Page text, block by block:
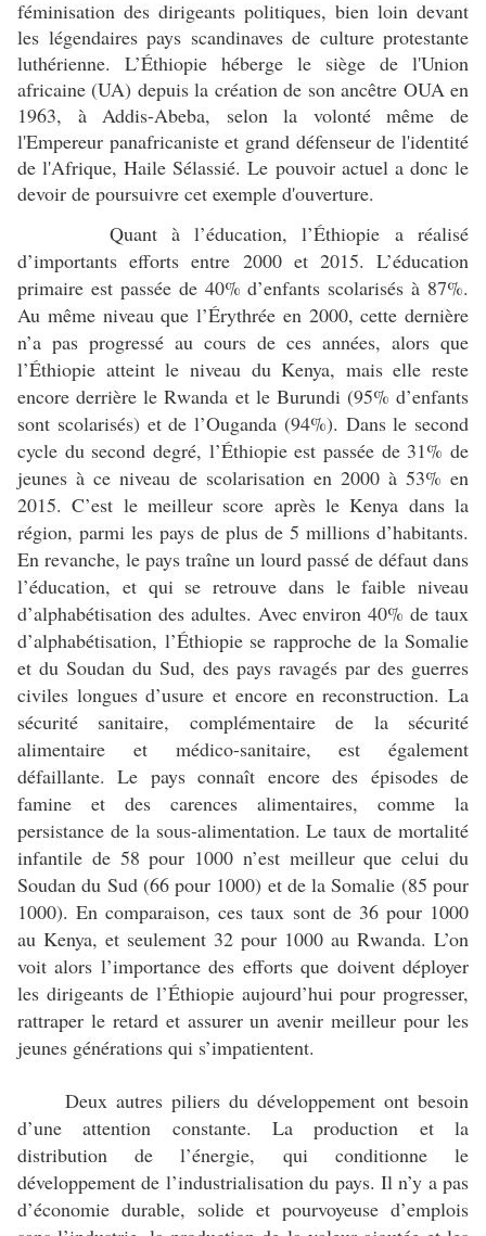
féminisation des dirigeants politiques, bien loin devant
les légendaires pays scandinaves de culture protestante
luthérienne. L’Éthiopie héberge le siège de l'Union
africaine (UA) depuis la création de son ancêtre OUA en
1963, à Addis-Abeba, selon la volonté même de
l'Empereur panafricaniste et grand défenseur de l'identité
de l'Afrique, Haile Sélassié. Le pouvoir actuel a donc le
devoir de poursuivre cet exemple d'ouverture.
Quant à l’éducation, l’Éthiopie a réalisé
d’importants efforts entre 2000 et 2015. L’éducation
primaire est passée de 40% d’enfants scolarisés à 87%.
Au même niveau que l’Érythrée en 2000, cette dernière
n’a pas progressé au cours de ces années, alors que
l’Éthiopie atteint le niveau du Kenya, mais elle reste
encore derrière le Rwanda et le Burundi (95% d’enfants
sont scolarisés) et de l’Ouganda (94%). Dans le second
cycle du second degré, l’Éthiopie est passée de 31% de
jeunes à ce niveau de scolarisation en 2000 à 53% en
2015. C’est le meilleur score après le Kenya dans la
région, parmi les pays de plus de 5 millions d’habitants.
En revanche, le pays traîne un lourd passé de défaut dans
l’éducation, et qui se retrouve dans le faible niveau
d’alphabétisation des adultes. Avec environ 40% de taux
d’alphabétisation, l’Éthiopie se rapproche de la Somalie
et du Soudan du Sud, des pays ravagés par des guerres
civiles longues d’usure et encore en reconstruction. La
sécurité sanitaire, complémentaire de la sécurité
alimentaire et médico-sanitaire, est également
défaillante. Le pays connaît encore des épisodes de
famine et des carences alimentaires, comme la
persistance de la sous-alimentation. Le taux de mortalité
infantile de 58 pour 1000 n’est meilleur que celui du
Soudan du Sud (66 pour 1000) et de la Somalie (85 pour
1000). En comparaison, ces taux sont de 36 pour 1000
au Kenya, et seulement 32 pour 1000 au Rwanda. L’on
voit alors l’importance des efforts que doivent déployer
les dirigeants de l’Éthiopie aujourd’hui pour progresser,
rattraper le retard et assurer un avenir meilleur pour les
jeunes générations qui s’impatientent.
Deux autres piliers du développement ont besoin
d’une attention constante. La production et la
distribution de l’énergie, qui conditionne le
développement de l’industrialisation du pays. Il n’y a pas
d’économie durable, solide et pourvoyeuse d’emplois